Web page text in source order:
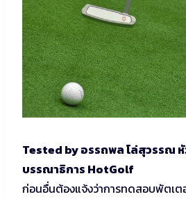
Tested by อรรถพล โล่สุวรรณ
บรรณาธิการ HotGolf
ก่อนอื่นต้องแจ้งว่าการทดสอบพัตเต